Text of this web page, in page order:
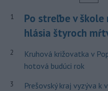
1
Po streľbe v
hlásia štyroch
2
Kruhová križovatka v
hotová budúci rok
3
Prešovský kraj vyzýva k